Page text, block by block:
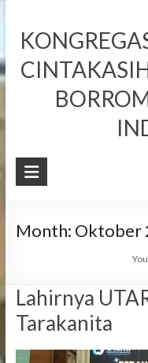
Month: Oktober
Lahirnya
Tarakanita